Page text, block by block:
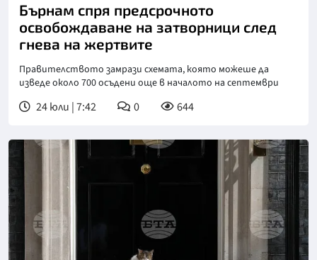
Бърнам спря предсрочното
освобождаване на затворници след
гнева на жертвите
Правителството замрази схемата, която можеше да
изведе около 700 осъдени още в началото на септември
24 юли | 7:42 0 644